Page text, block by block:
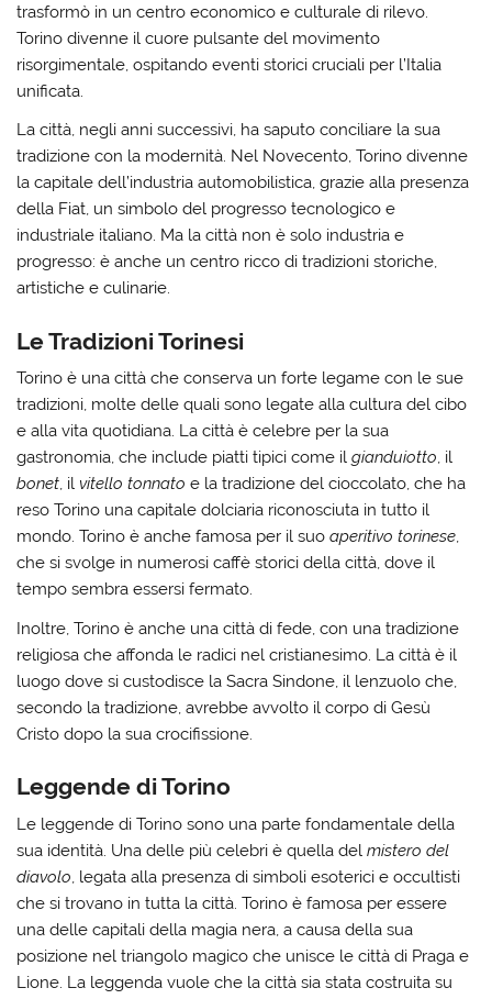
trasformò in un centro economico e culturale di rilevo.
Torino divenne il cuore pulsante del movimento
risorgimentale, ospitando eventi storici cruciali per l’Italia
unificata.
La città, negli anni successivi, ha saputo conciliare la sua
tradizione con la modernità. Nel Novecento, Torino divenne
la capitale dell’industria automobilistica, grazie alla presenza
della Fiat, un simbolo del progresso tecnologico e
industriale italiano. Ma la città non è solo industria e
progresso: è anche un centro ricco di tradizioni storiche,
artistiche e culinarie.
Le Tradizioni Torinesi
Torino è una città che conserva un forte legame con le sue
tradizioni, molte delle quali sono legate alla cultura del cibo
e alla vita quotidiana. La città è celebre per la sua
gastronomia, che include piatti tipici come ilgianduiotto, il
bonet, il vitello tonnato e la tradizione del cioccolato, che ha
reso Torino una capitale dolciaria riconosciuta in tutto il
mondo. Torino è anche famosa per il suoaperitivo torinese,
che si svolge in numerosi caffè storici della città, dove il
tempo sembra essersi fermato.
Inoltre, Torino è anche una città di fede, con una tradizione
religiosa che affonda le radici nel cristianesimo. La città è il
luogo dove si custodisce la Sacra Sindone, il lenzuolo che,
secondo la tradizione, avrebbe avvolto il corpo di Gesù
Cristo dopo la sua crocifissione.
Leggende di Torino
Le leggende di Torino sono una parte fondamentale della
sua identità. Una delle più celebri è quella delmistero del
diavolo , legata alla presenza di simboli esoterici e occultisti
che si trovano in tutta la città. Torino è famosa per essere
una delle capitali della magia nera, a causa della sua
posizione nel triangolo magico che unisce le città di Praga e
Lione. La leggenda vuole che la città sia stata costruita su